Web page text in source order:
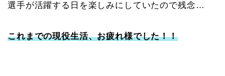
選手が活躍する日を楽しみにしていたので残念…
これまでの現役生活、お疲れ様でした！！